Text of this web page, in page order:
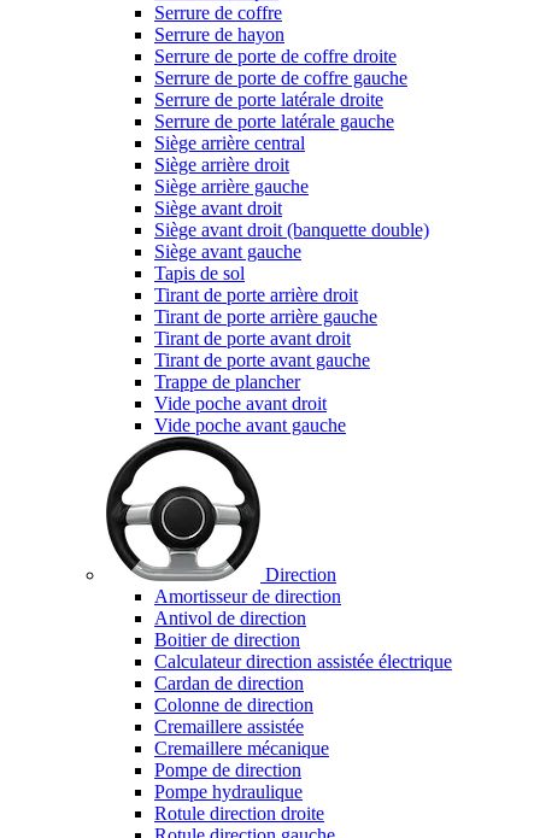
Serrure de coffre
Serrure de hayon
Serrure de porte de coffre droite
Serrure de porte de coffre gauche
Serrure de porte latérale droite
Serrure de porte latérale gauche
Siège arrière central
Siège arrière droit
Siège arrière gauche
Siège avant droit
Siège avant droit (banquette double)
Siège avant gauche
Tapis de sol
Tirant de porte arrière droit
Tirant de porte arrière gauche
Tirant de porte avant droit
Tirant de porte avant gauche
Trappe de plancher
Vide poche avant droit
Vide poche avant gauche
Direction
Amortisseur de direction
Antivol de direction
Boitier de direction
Calculateur direction assistée électrique
Cardan de direction
Colonne de direction
Cremaillere assistée
Cremaillere mécanique
Pompe de direction
Pompe hydraulique
Rotule direction droite